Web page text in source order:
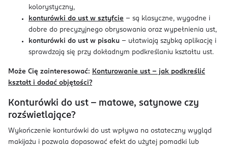
kolorystyczny,
konturówki do ust w sztyfcie – są klasyczne, wygodne i
dobre do precyzyjnego obrysowania oraz wypełnienia ust,
konturówki do ust w pisaku – ułatwiają szybką aplikację i
sprawdzają się przy dokładnym podkreślaniu kształtu ust.
Może Cię zainteresować: Konturowanie ust – jak podkreślić
kształt i dodać objętości?
Konturówki do ust – matowe, satynowe czy
rozświetlające?
Wykończenie konturówki do ust wpływa na ostateczny wygląd
makijażu i pozwala dopasować efekt do użytej pomadki lub